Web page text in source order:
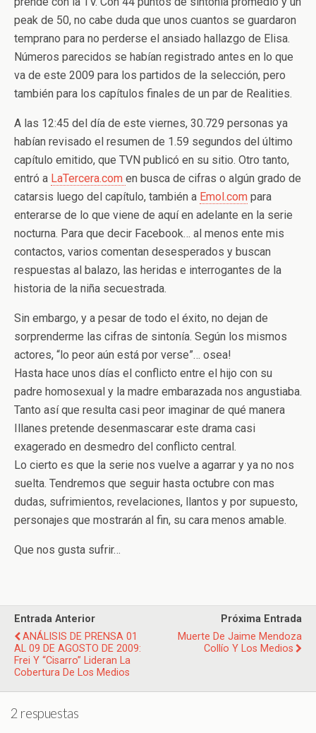
peak de 50, no cabe duda que unos cuantos se guardaron
temprano para no perderse el ansiado hallazgo de Elisa.
Números parecidos se habían registrado antes en lo que
va de este 2009 para los partidos de la selección, pero
también para los capítulos finales de un par de Realities.
A las 12:45 del día de este viernes, 30.729 personas ya
habían revisado el resumen de 1.59 segundos del último
capítulo emitido, que TVN publicó en su sitio. Otro tanto,
entró a LaTercera.com en busca de cifras o algún grado de
catarsis luego del capítulo, también a Emol.com para
enterarse de lo que viene de aquí en adelante en la serie
nocturna. Para que decir Facebook… al menos ente mis
contactos, varios comentan desesperados y buscan
respuestas al balazo, las heridas e interrogantes de la
historia de la niña secuestrada.
Sin embargo, y a pesar de todo el éxito, no dejan de
sorprenderme las cifras de sintonía. Según los mismos
actores, “lo peor aún está por verse”… osea!
Hasta hace unos días el conflicto entre el hijo con su
padre homosexual y la madre embarazada nos angustiaba.
Tanto así que resulta casi peor imaginar de qué manera
Illanes pretende desenmascarar este drama casi
exagerado en desmedro del conflicto central.
Lo cierto es que la serie nos vuelve a agarrar y ya no nos
suelta. Tendremos que seguir hasta octubre con mas
dudas, sufrimientos, revelaciones, llantos y por supuesto,
personajes que mostrarán al fin, su cara menos amable.
Que nos gusta sufrir…
Entrada Anterior
ANÁLISIS DE PRENSA 01
AL 09 DE AGOSTO DE 2009:
Frei Y “Cisarro” Lideran La
Cobertura De Los Medios
Próxima Entrada
Muerte De Jaime Mendoza
Collío Y Los Medios
2 respuestas